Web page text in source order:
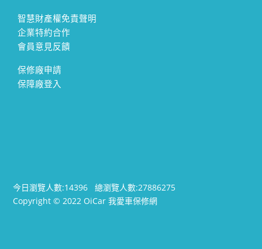
智慧財產權免責聲明
企業特約合作
會員意見反饋
保修廠申請
保障廠登入
今日瀏覽人數:14396總瀏覽人數:27886275
Copyright © 2022 OiCar 我愛車保修網